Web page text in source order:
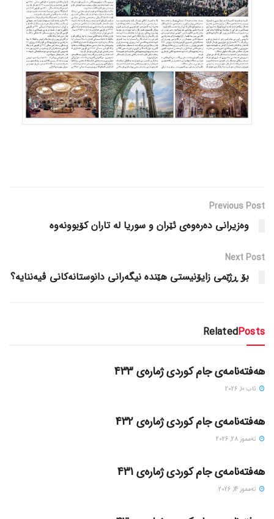
Previous Post
وەزیرانی دەرەوەی ئێران و سوریا لە تاران کۆبوونەوە
Next Post
بۆ ڕژێمی زایۆنیستی هێندە نیگەرانی دانوستانەکانی ڤیەننایە؟
RelatedPosts
گۆڤاره‌کان
هەفتەنامەی جام کوردی ژمارەی 433
ئاب 10, 2026
هەفتەنامەی جام کوردی ژمارەی 432
ته‌مموز 28, 2026
هەفتەنامەی جام کوردی ژمارەی 431
ته‌مموز 14, 2026